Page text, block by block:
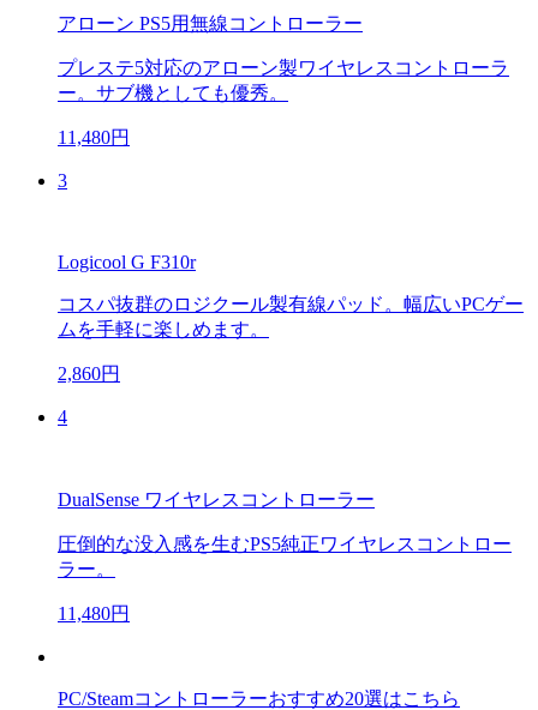
アローン PS5用無線コントローラー
プレステ5対応のアローン製ワイヤレスコントローラ
ー。サブ機としても優秀。
11,480円
3
Logicool G F310r
コスパ抜群のロジクール製有線パッド。幅広いPCゲー
ムを手軽に楽しめます。
2,860円
4
DualSense ワイヤレスコントローラー
圧倒的な没入感を生むPS5純正ワイヤレスコントロー
ラー。
11,480円
PC/Steamコントローラーおすすめ20選はこちら